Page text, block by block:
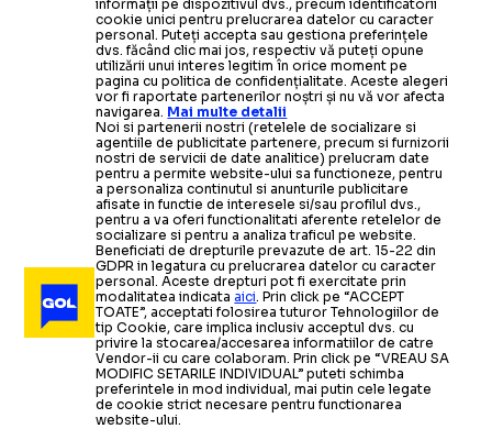
Citește mai mult
Citește mai mult
Citește mai mult
Citește mai mult
Citește mai mult
SILVIU TUDOR SAMUILĂ Noua ordine mondială
CAMPIONATUL MONDIAL 19.07
SAKA A PĂRĂSIT INTERVIUL VIDEO.Eroul Angliei din
finala mică a CM 2026,lăsat fără replicădupă meciul
cu Franța
CRISTIAN GEAMBAȘU
CAMPIONATUL MONDIAL 19.07
TANGO SAU
FLAMENCO?
ANALIZĂ:Treidueluri-cheieale
finalei Mondialului dintre Spania și
Argentina
Citește mai mult
CAMPIONATUL MONDIAL
„PUTEAM FACE 8
SCHIMBĂRI LA
PAUZĂ”
Didier Deschamps,nemulțumit
după ultimul meci pe banca
Franței:„M-amsimțit puțin
frustrat”
Citește mai mult
informații pe dispozitivul dvs., precum identificatorii
cookie unici pentru prelucrarea datelor cu caracter
personal. Puteți accepta sau gestiona preferințele
dvs. făcând clic mai jos, respectiv vă puteți opune
utilizării unui interes legitim în orice moment pe
pagina cu politica de confidențialitate. Aceste alegeri
vor fi raportate partenerilor noștri și nu vă vor afecta
navigarea. Mai multe detalii
Noi si partenerii nostri (retelele de socializare si
agentiile de publicitate partenere, precum si furnizorii
nostri de servicii de date analitice) prelucram date
pentru a permite website-ului sa functioneze, pentru
a personaliza continutul si anunturile publicitare
afisate in functie de interesele si/sau profilul dvs.,
pentru a va oferi functionalitati aferente retelelor de
socializare si pentru a analiza traficul pe website.
Beneficiati de drepturile prevazute de art. 15-22 din
GDPR in legatura cu prelucrarea datelor cu caracter
personal. Aceste drepturi pot fi exercitate prin
modalitatea indicataaici . Prin click pe “ACCEPT
TOATE”, acceptati folosirea tuturor Tehnologiilor de
tip Cookie, care implica inclusiv acceptul dvs. cu
privire la stocarea/accesarea informatiilor de catre
Vendor-ii cu care colaboram. Prin click pe “VREAU SA
MODIFIC SETARILE INDIVIDUAL” puteti schimba
preferintele in mod individual, mai putin cele legate
de cookie strict necesare pentru functionarea
website-ului.